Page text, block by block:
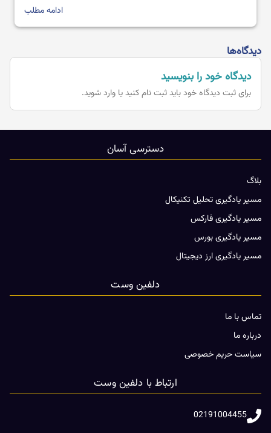
ادامه مطلب
دیدگاه‌ها
دیدگاه خود را بنویسید
برای ثبت دیدگاه خود بایدثبت نام کنید یا وارد شوید.
دسترسی آسان
بلاگ
مسیر یادگیری تحلیل تکنیکال
مسیر یادگیری فارکس
مسیر یادگیری بورس
مسیر یادگیری ارز دیجیتال
دلفین وست
تماس با ما
درباره ما
سیاست حریم خصوصی
ارتباط با دلفین وست
02191004455